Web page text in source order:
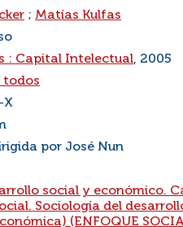
; Matías Kulfas
: Capital Intelectual, 2005
todos
X
por José Nun
social y económico.
Sociología del
(ENFOQUE